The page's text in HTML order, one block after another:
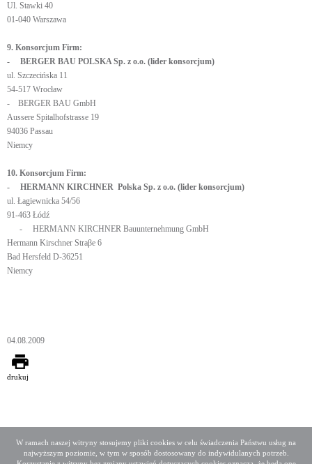
W ramach naszej witryny stosujemy pliki cookies w celu świadczenia Państwu usług na
najwyższym poziomie, w tym w sposób dostosowany do indywidulanych potrzeb.
Ul. Stawki 40
01-040 Warszawa
9. Konsorcjum Firm:
- BERGER BAU POLSKA Sp. z o.o. (lider konsorcjum)
ul. Szczecińska 11
54-517 Wrocław
- BERGER BAU GmbH
Aussere Spitalhofstrasse 19
94036 Passau
Niemcy
10. Konsorcjum Firm:
- HERMANN KIRCHNER Polska Sp. z o.o. (lider konsorcjum)
ul. Łagiewnicka 54/56
91-463 Łódź
- HERMANN KIRCHNER Bauunternehmung GmbH
Hermann Kirschner Straβe 6
Bad Hersfeld D-36251
Niemcy
04.08.2009
drukuj
Deklaracja dostępności Mapa serwisu